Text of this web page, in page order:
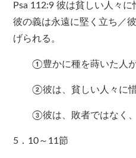
Psa 112:9 彼は貧しい人々
彼の義は永遠に堅く立ち／
げられる。
①豊かに種を蒔いた人が
②彼は、貧しい人々に惜
③彼は、敗者ではなく、
5．10～11節